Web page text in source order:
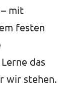
mit
festen
das
wir stehen.